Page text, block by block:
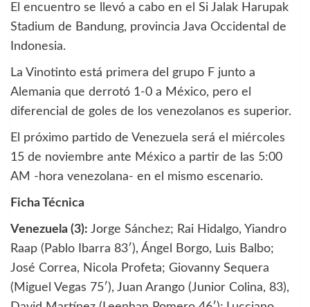
El encuentro se llevó a cabo en el Si Jalak Harupak
Stadium de Bandung, provincia Java Occidental de
Indonesia.
La Vinotinto está primera del grupo F junto a
Alemania que derrotó 1-0 a México, pero el
diferencial de goles de los venezolanos es superior.
El próximo partido de Venezuela será el miércoles
15 de noviembre ante México a partir de las 5:00
AM -hora venezolana- en el mismo escenario.
Ficha Técnica
Venezuela (3): Jorge Sánchez; Rai Hidalgo, Yiandro
Raap (Pablo Ibarra 83′), Ángel Borgo, Luis Balbo;
José Correa, Nicola Profeta; Giovanny Sequera
(Miguel Vegas 75′), Juan Arango (Junior Colina, 83),